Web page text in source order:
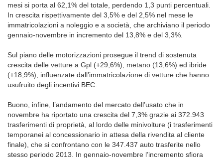
mesi si porta al 62,1% del totale, perdendo 1,3 punti percentuali.
In crescita rispettivamente del 3,5% e del 2,5% nel mese le
immatricolazioni a noleggio e a società, che archiviano il periodo
gennaio-novembre in incremento del 13,8% e del 3,3%.
Sul piano delle motorizzazioni prosegue il trend di sostenuta
crescita delle vetture a Gpl (+29,6%), metano (13,6%) ed ibride
(+18,9%), influenzate dall’immatricolazione di vetture che hanno
usufruito degli incentivi BEC.
Buono, infine, l’andamento del mercato dell’usato che in
novembre ha riportato una crescita del 7,3% grazie ai 372.943
trasferimenti di proprietà, al lordo delle minivolture (i trasferimenti
temporanei al concessionario in attesa della rivendita al cliente
finale), che si confrontano con le 347.437 auto trasferite nello
stesso periodo 2013. In gennaio-novembre l’incremento sfiora